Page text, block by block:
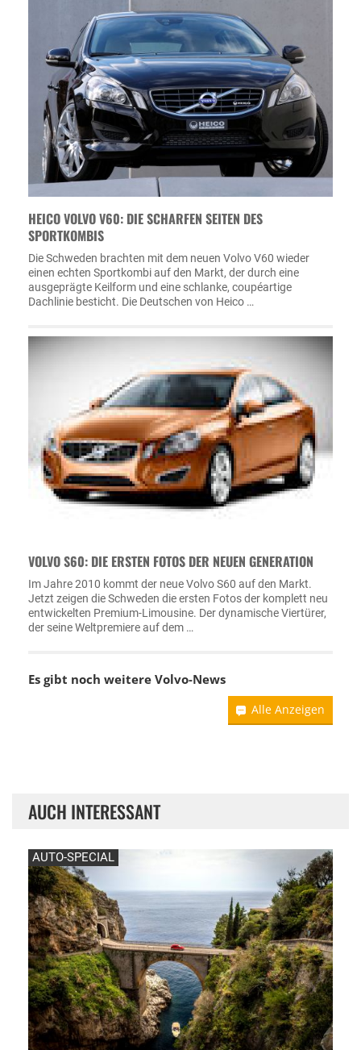
HEICO VOLVO V60: DIE SCHARFEN SEITEN DES
SPORTKOMBIS
Die Schweden brachten mit dem neuen Volvo V60 wieder
einen echten Sportkombi auf den Markt, der durch eine
ausgeprägte Keilform und eine schlanke, coupéartige
Dachlinie besticht. Die Deutschen von Heico …
VOLVO S60: DIE ERSTEN FOTOS DER NEUEN GENERATION
Im Jahre 2010 kommt der neue Volvo S60 auf den Markt.
Jetzt zeigen die Schweden die ersten Fotos der komplett neu
entwickelten Premium-Limousine. Der dynamische Viertürer,
der seine Weltpremiere auf dem …
Es gibt noch weitere Volvo-News
Alle Anzeigen
AUCH INTERESSANT
AUTO-SPECIAL